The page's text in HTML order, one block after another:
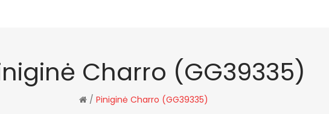
Charro (GG39335)
/ Piniginė Charro (GG39335)